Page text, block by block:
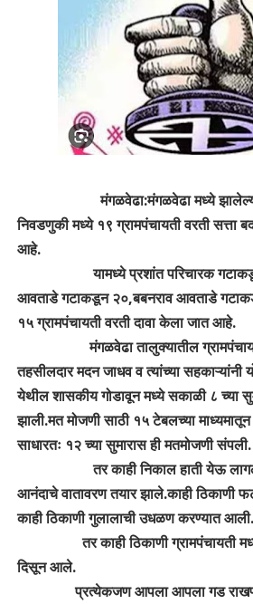
मंगळवेढा:मंगळवेढा मध्ये झालेल्या
निवडणुकी मध्ये १९ ग्रामपंचायती वरती
आहे.
यामध्ये प्रशांत परिचारक
आवताडे गटाकडून २०,बबनराव आवताडे
१५ ग्रामपंचायती वरती दावा केला जात आहे.
मंगळवेढा तालुक्यातील
तहसीलदार मदन जाधव व त्यांच्या सहकाऱ्यांनी
येथील शासकीय गोडावून मध्ये सकाळी ८ च्या
झाली.मत मोजणी साठी १५ टेबलच्या
साधारतः १२ च्या सुमारास ही मतमोजणी संपली.
तर काही निकाल हाती येऊ
आनंदाचे वातावरण तयार झाले.काही ठिकाणी
काही ठिकाणी गुलालाची उधळण करण्यात आली.
तर काही ठिकाणी ग्रामपंचायती मध्ये
दिसून आले.
प्रत्येकजण आपला आपला गड